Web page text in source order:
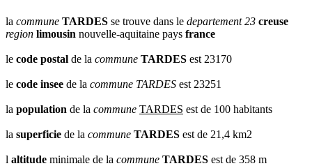
A B C D E F
G
H
I J K L M
N
O
P Q R S T
U
V
W X Y Z
la commune TARDES se trouve dans le departement 23 creuse
region limousin nouvelle-aquitaine pays france
le code postal de la commune TARDES est 23170
le code insee de la commune TARDES est 23251
la population de la commune TARDES est de 100 habitants
la superficie de la commune TARDES est de 21,4 km2
l altitude minimale de la commune TARDES est de 358 m